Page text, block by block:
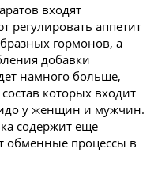
входят
регулировать аппетит
гормонов, а
добавки
намного больше,
которых входит
у женщин и мужчин.
содержит еще
обменные процессы в